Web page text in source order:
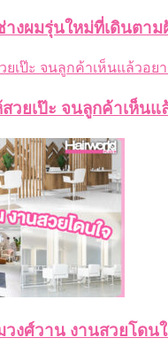
งผมรุ่นใหม่ที่เดินตา
วยเป๊ะ จนลูกค้าเห็นแ
งศ์วาน งานสวยโดน